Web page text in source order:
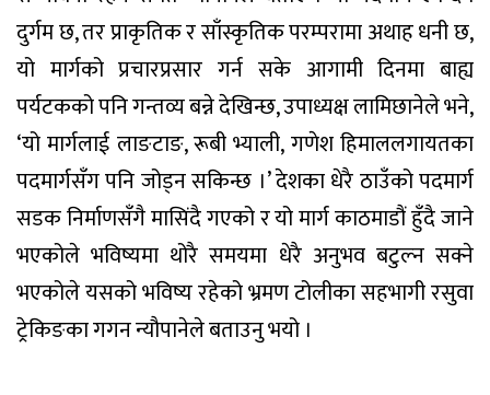
दुर्गम छ, तर प्राकृतिक र साँस्कृतिक परम्परामा अथाह धनी छ,
यो मार्गको प्रचारप्रसार गर्न सके आगामी दिनमा बाह्य
पर्यटकको पनि गन्तव्य बन्ने देखिन्छ, उपाध्यक्ष लामिछानेले भने,
‘यो मार्गलाई लाङटाङ, रूबी भ्याली, गणेश हिमाललगायतका
पदमार्गसँग पनि जोड्न सकिन्छ ।’ देशका धेरै ठाउँको पदमार्ग
सडक निर्माणसँगै मासिंदै गएको र यो मार्ग काठमाडौं हुँदै जाने
भएकोले भविष्यमा थोरै समयमा धेरै अनुभव बटुल्न सक्ने
भएकोले यसको भविष्य रहेको भ्रमण टोलीका सहभागी रसुवा
ट्रेकिङका गगन न्यौपानेले बताउनु भयो ।